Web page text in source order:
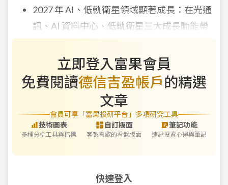
2027 年 AI、低軌衛星領域顯著成長：在光通
訊、AI 資料中心、低軌衛星三大成長動能帶
立即登入富果會員
免費閱讀德信吉盈帳戶的精選
文章
會員可享「富果投研平台」多項研究工具
技術圖表
多種分析工具與指標
自訂版面
客製喜歡的看盤版面
筆記功能
速記投資心得與筆記
快速登入